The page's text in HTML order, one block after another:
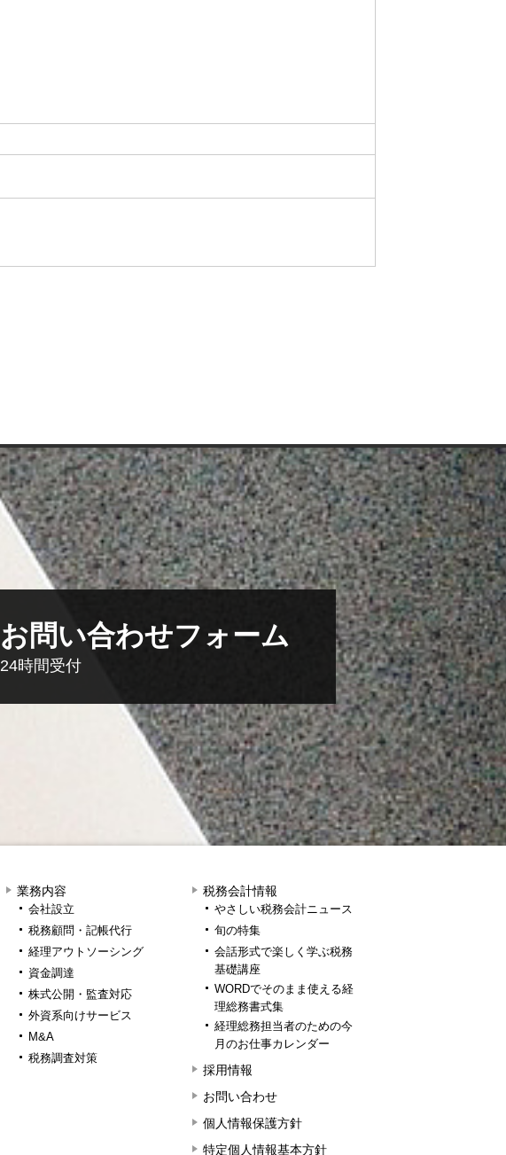
お問い合わせフォーム
24時間受付
業務内容
会社設立
税務顧問・記帳代行
経理アウトソーシング
資金調達
株式公開・監査対応
外資系向けサービス
M&A
税務調査対策
税務会計情報
やさしい税務会計ニュース
旬の特集
会話形式で楽しく学ぶ税務
基礎講座
WORDでそのまま使える経
理総務書式集
経理総務担当者のための今
月のお仕事カレンダー
採用情報
お問い合わせ
個人情報保護方針
特定個人情報基本方針